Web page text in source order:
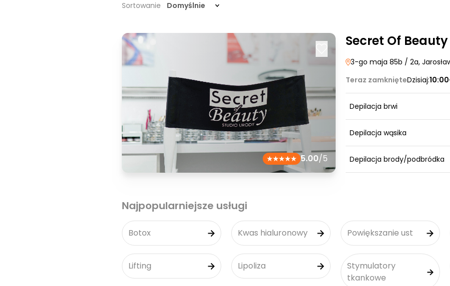
Sortowanie Domyślnie
5.00/5
Secret Of Beauty
3-go maja 85b / 2a,
Teraz zamknięteDzisiaj:
Depilacja brwi
Depilacja wąsika
Depilacja brody/podbródka
Najpopularniejsze usługi
Botox Kwas hialuronowy Powiększanie ust
Lifting Lipoliza
Stymulatory
tkankowe